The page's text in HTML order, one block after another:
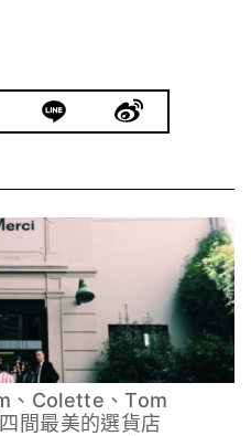
、Colette、Tom
間最美的選貨店